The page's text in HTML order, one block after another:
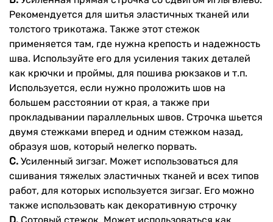
Рекомендуется для шитья эластичных тканей или
толстого трикотажа. Также этот стежок
применяется там, где нужна крепость и надежность
шва. Используйте его для усиления таких деталей
как крючки и проймы, для пошива рюкзаков и т.п.
Используется, если нужно проложить шов на
большем расстоянии от края, а также при
прокладывании параллельных швов. Строчка шьется
двумя стежками вперед и одним стежком назад,
образуя шов, который нелегко порвать.
C. Усиленный зигзаг. Может использоваться для
сшивания тяжелых эластичных тканей и всех типов
работ, для которых используется зигзаг. Его можно
также использовать как декоративную строчку